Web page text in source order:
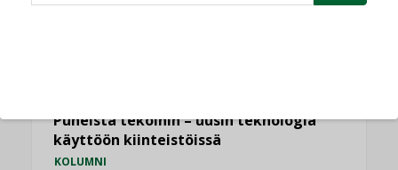
Puheista tekoihin – uusin teknologia
käyttöön kiinteistöissä
KOLUMNI